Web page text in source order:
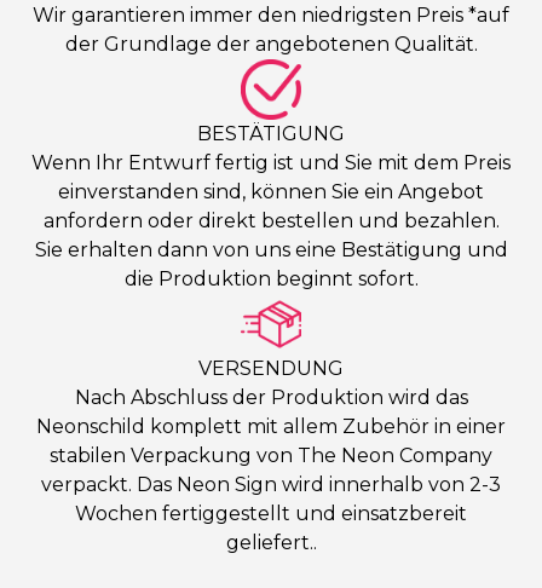
Wir garantieren immer den niedrigsten Preis *auf
der Grundlage der angebotenen Qualität.
BESTÄTIGUNG
Wenn Ihr Entwurf fertig ist und Sie mit dem Preis
einverstanden sind, können Sie ein Angebot
anfordern oder direkt bestellen und bezahlen.
Sie erhalten dann von uns eine Bestätigung und
die Produktion beginnt sofort.
VERSENDUNG
Nach Abschluss der Produktion wird das
Neonschild komplett mit allem Zubehör in einer
stabilen Verpackung von The Neon Company
verpackt. Das Neon Sign wird innerhalb von 2-3
Wochen fertiggestellt und einsatzbereit
geliefert..